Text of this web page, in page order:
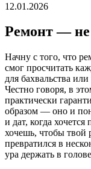
12.01.2026
Ремонт — не
Начну с того, что
смог просчитать
для бахвальства
Честно говоря, в
практически
образом — оно и
и дат, когда
хочешь, чтобы твой
превратился в
ура держать в